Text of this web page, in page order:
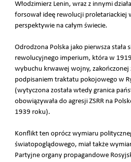
Włodzimierz Lenin, wraz z innymi
forsował ideę rewolucji proletariackiej
perspektywie na całym świecie.
Odrodzona Polska jako pierwsza stała
rewolucyjnego imperium, która w
wybuchu krwawej wojny, zakończonej
podpisaniem traktatu pokojowego w
(wytyczona została wtedy granica
obowiązywała do agresji ZSRR na
1939 roku).
Konflikt ten oprócz wymiaru
światopoglądowego, miał także
Partyjne organy propagandowe